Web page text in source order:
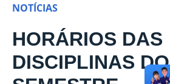
NOTÍCIAS
HORÁRIOS DAS
DISCIPLINAS DO